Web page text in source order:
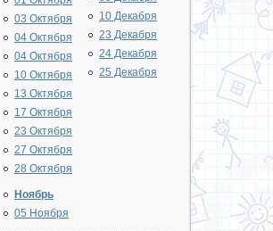
03 Октября
04 Октября
04 Октября
10 Октября
13 Октября
17 Октября
23 Октября
27 Октября
28 Октября
Ноябрь
05 Ноября
10 Декабря
23 Декабря
24 Декабря
25 Декабря